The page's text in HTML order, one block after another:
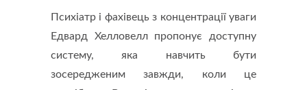
Психіатр і фахівець з концентрації уваги
Едвард Хелловелл пропонує доступну
систему, яка навчить бути
зосередженим завжди, коли це